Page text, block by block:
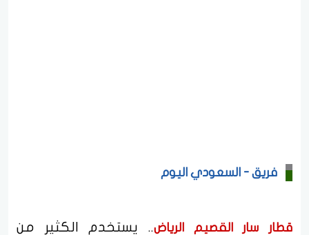
فريق - السعودي اليوم
قطار سار القصيم الرياض.. يستخدم الكثير من